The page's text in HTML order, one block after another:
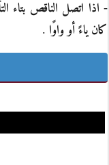
- اذا اتصل الناقص بتاء
كان ياءً أو واوًا .